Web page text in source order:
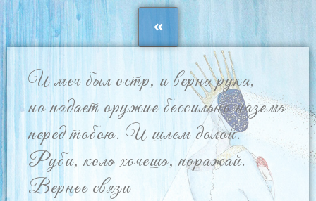
И меч был остр, и верна рука,
но падает оружие бессильно наземь
перед тобою. И шлем долой.
Руби, коль хочешь, поражай.
Вернее связи